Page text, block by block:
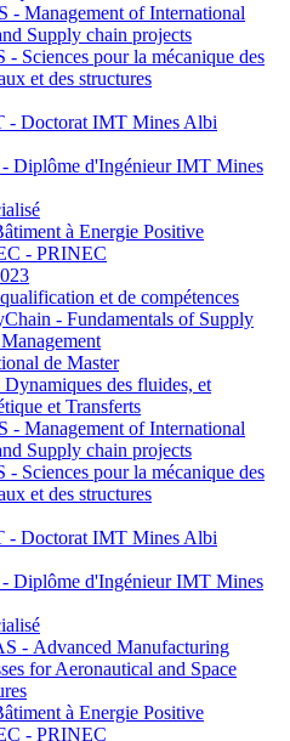
- Management of International
Supply chain projects
- Sciences pour la mécanique des
et des structures
- Doctorat IMT Mines Albi
Diplôme d'Ingénieur IMT Mines
à Energie Positive
- PRINEC
et de compétences
- Fundamentals of Supply
de Master
des fluides, et
et Transferts
- Management of International
Supply chain projects
- Sciences pour la mécanique des
et des structures
- Doctorat IMT Mines Albi
Diplôme d'Ingénieur IMT Mines
- Advanced Manufacturing
for Aeronautical and Space
à Energie Positive
- PRINEC